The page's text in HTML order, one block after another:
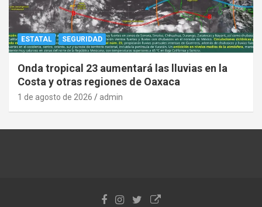
ESTATAL SEGURIDAD
Onda tropical 23 aumentará las lluvias en la
Costa y otras regiones de Oaxaca
1 de agosto de 2026 admin